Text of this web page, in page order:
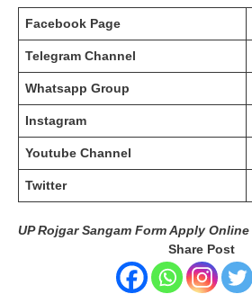
Facebook Page
Telegram Channel
Whatsapp Group
Instagram
Youtube Channel
Twitter
UP Rojgar Sangam Form Apply Online
Share Post